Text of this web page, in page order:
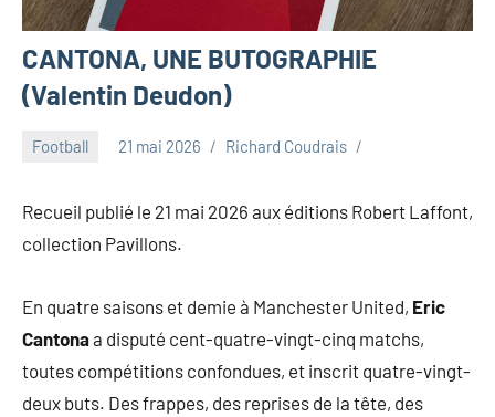
CANTONA, UNE BUTOGRAPHIE
(Valentin Deudon)
Football 21 mai 2026 Richard Coudrais
Recueil publié le 21 mai 2026 aux éditions Robert Laffont,
collection Pavillons.
En quatre saisons et demie à Manchester United, Eric
Cantonaa disputé cent-quatre-vingt-cinq matchs,
toutes compétitions confondues, et inscrit quatre-vingt-
deux buts. Des frappes, des reprises de la tête, des